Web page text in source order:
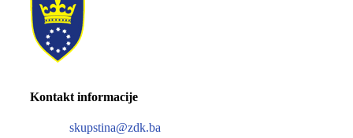
Kontakt informacije
skupstina@zdk.ba